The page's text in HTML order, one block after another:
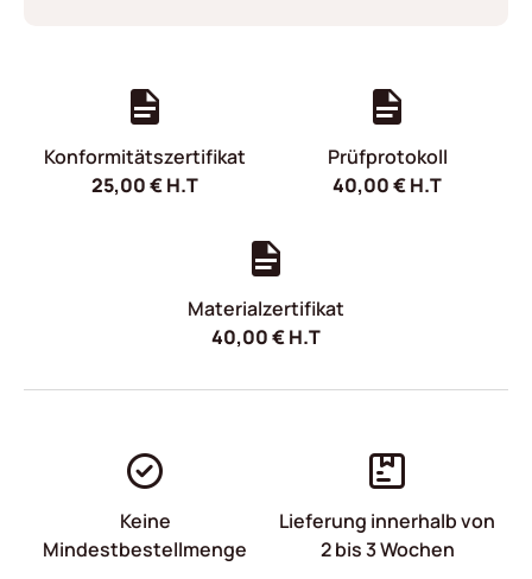
Konformitätszertifikat
25,00€H.T
Prüfprotokoll
40,00€H.T
Materialzertifikat
40,00€H.T
Keine
Mindestbestellmenge
Lieferung innerhalb von
2 bis 3 Wochen